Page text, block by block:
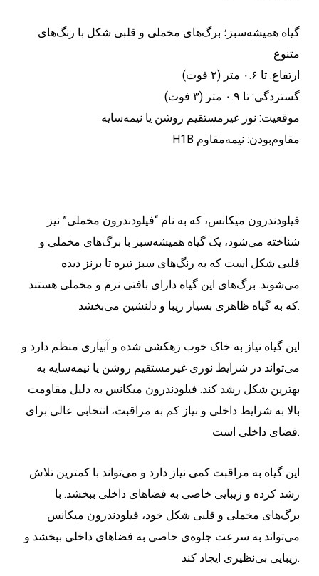
گیاه همیشه‌سبز؛ برگ‌های مخملی و قلبی شکل با رنگ‌های
متنوع
ارتفاع: تا ۰.۶ متر (۲ فوت)
گستردگی: تا ۰.۹ متر (۳ فوت)
موقعیت: نور غیرمستقیم روشن یا نیمه‌سایه
H1B مقاوم‌بودن: نیمه‌مقاوم
فیلودندرون میکانس، که به نام “فیلودندرون مخملی” نیز
شناخته می‌شود، یک گیاه همیشه‌سبز با برگ‌های مخملی و
قلبی شکل است که به رنگ‌های سبز تیره تا برنز دیده
می‌شوند. برگ‌های این گیاه دارای بافتی نرم و مخملی هستند
که به گیاه ظاهری بسیار زیبا و دلنشین می‌بخشد.
این گیاه نیاز به خاک خوب زهکشی شده و آبیاری منظم دارد و
می‌تواند در شرایط نوری غیرمستقیم روشن یا نیمه‌سایه به
بهترین شکل رشد کند. فیلودندرون میکانس به دلیل مقاومت
بالا به شرایط داخلی و نیاز کم به مراقبت، انتخابی عالی برای
فضای داخلی است.
این گیاه به مراقبت کمی نیاز دارد و می‌تواند با کمترین تلاش
رشد کرده و زیبایی خاصی به فضاهای داخلی ببخشد. با
برگ‌های مخملی و قلبی شکل خود، فیلودندرون میکانس
می‌تواند به سرعت جلوه‌ی خاصی به فضاهای داخلی ببخشد و
زیبایی بی‌نظیری ایجاد کند.